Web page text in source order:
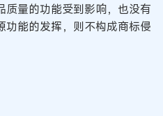
质量的功能受到影响，也没有
功能的发挥，则不构成商标侵